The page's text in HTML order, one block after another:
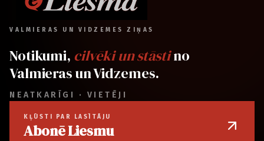
VALMIERAS UN VIDZEMES ZIŅAS
Notikumi, cilvēki un stāstino
Valmieras un Vidzemes.
NEATKARĪGI · VIETĒJI
KĻŪSTI PAR LASĪTĀJU
Abonē Liesmu